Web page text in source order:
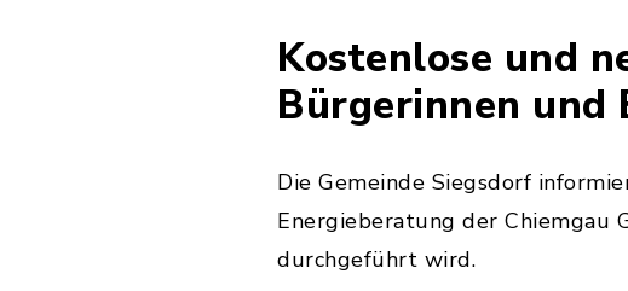
Kostenlose und
Bürgerinnen und
Die Gemeinde Siegsdorf
Energieberatung der Chiemgau
durchgeführt wird.